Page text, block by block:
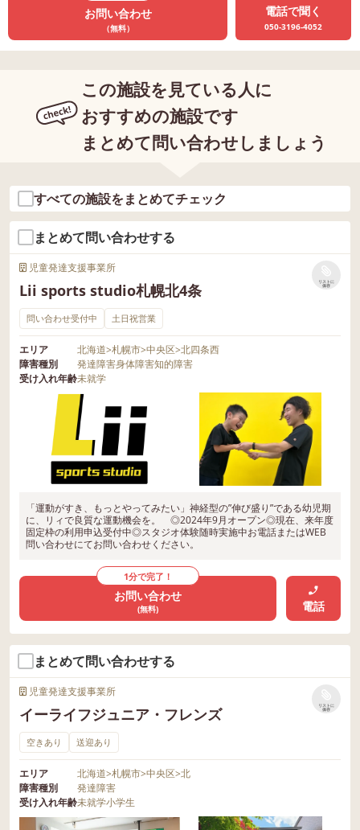
お問い合わせ
（無料）
電話で聞く
050-3196-4052
この施設を見ている人に
おすすめの施設です
まとめて問い合わせしましょう
すべての施設をまとめてチェック
まとめて問い合わせする
児童発達支援事業所
Lii sports studio札幌北4条
リストに
保存
問い合わせ受付中 土日祝営業
エリア 北海道>札幌市>中央区>北四条西
障害種別
発達障害身体障害知的障害
受け入れ年齢未就学
「運動がすき、もっとやってみたい」神経型の”伸び盛り”である幼児期
に、リィで良質な運動機会を。 ◎2024年9月オープン◎現在、来年度
固定枠の利用申込受付中◎スタジオ体験随時実施中お電話またはWEB
問い合わせにてお問い合わせください。
1分で完了！
お問い合わせ
(無料) 電話
まとめて問い合わせする
児童発達支援事業所
イーライフジュニア・フレンズ
リストに
保存
空きあり 送迎あり
エリア 北海道>札幌市>中央区>北
障害種別
発達障害
受け入れ年齢未就学小学生